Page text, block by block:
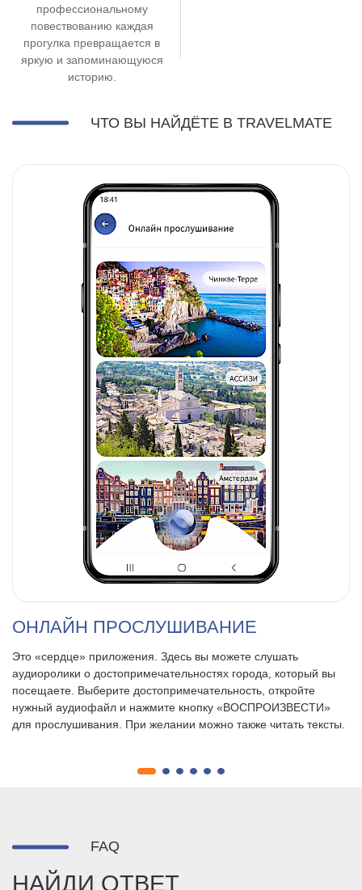
профессиональному
повествованию каждая
прогулка превращается в
яркую и запоминающуюся
историю.
ЧТО ВЫ НАЙДЁТЕ В TRAVELMATE
ОНЛАЙН ПРОСЛУШИВАНИЕ
Это «сердце» приложения. Здесь вы можете слушать
аудиоролики о достопримечательностях города, который вы
посещаете. Выберите достопримечательность, откройте
нужный аудиофайл и нажмите кнопку «ВОСПРОИЗВЕСТИ»
для прослушивания. При желании можно также читать тексты.
FAQ
НАЙДИ ОТВЕТ